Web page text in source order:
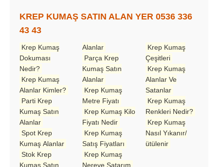
KREP KUMAŞ SATIN ALAN YER 0536 336
43 43
Krep Kumaş
Dokuması
Nedir?
Krep Kumaş
Alanlar Kimler?
Parti Krep
Kumaş Satın
Alanlar
Spot Krep
Kumaş Alanlar
Stok Krep
Kumaş Satın
Alanlar
Parça Krep
Kumaş Satın
Alanlar
Krep Kumaş
Metre Fiyatı
Krep Kumaş Kilo
Fiyatı Nedir
Krep Kumaş
Satış Fiyatları
Krep Kumaş
Nereye Satarım
Krep Kumaş
Çeşitleri
Krep Kumaş
Alanlar Ve
Satanlar
Krep Kumaş
Renkleri Nedir?
Krep Kumaş
Nasıl Yıkanır/
ütülenir